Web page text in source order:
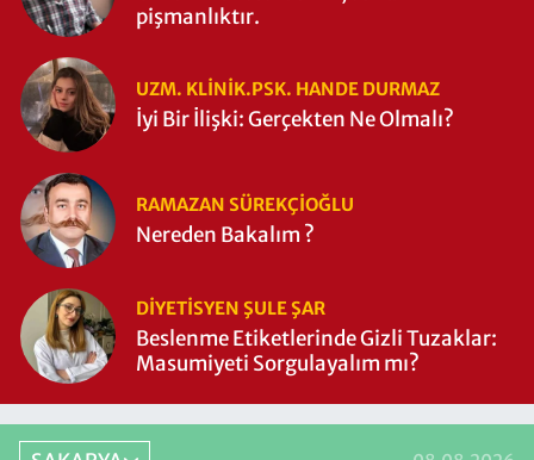
pişmanlıktır.
UZM. KLINIK.PSK. HANDE DURMAZ
İyi Bir İlişki: Gerçekten Ne Olmalı?
RAMAZAN SÜREKÇIOĞLU
Nereden Bakalım ?
DIYETISYEN ŞULE ŞAR
Beslenme Etiketlerinde Gizli Tuzaklar:
Masumiyeti Sorgulayalım mı?